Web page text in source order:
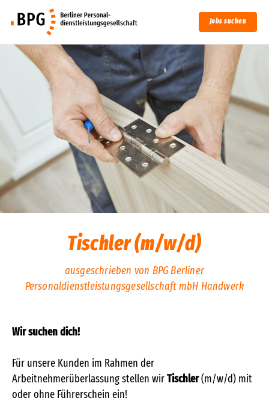
Jobs suchen
Tischler (m/w/d)
ausgeschrieben von BPG Berliner
Personaldienstleistungsgesellschaft mbH Handwerk
Wir suchen dich!
Für unsere Kunden im Rahmen der
Arbeitnehmerüberlassung stellen wirTischler(m/w/d) mit
oder ohne Führerschein ein!